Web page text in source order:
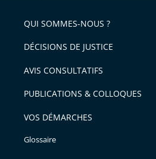
QUI SOMMES-NOUS ?
DÉCISIONS DE JUSTICE
AVIS CONSULTATIFS
PUBLICATIONS & COLLOQUES
VOS DÉMARCHES
Glossaire